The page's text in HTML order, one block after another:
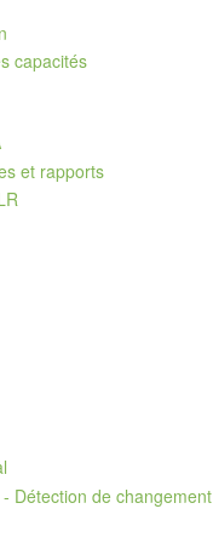
capacités
et rapports
Détection de changement